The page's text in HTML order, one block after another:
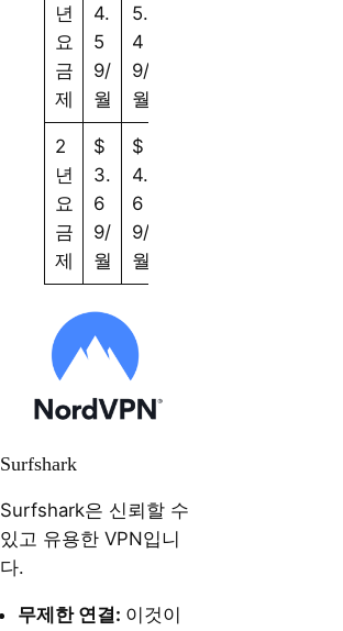
년
요
금
제
4.
5
9/
월
5.
4
9/
월
2
년
요
금
제
$
3.
6
9/
월
$
4.
6
9/
월
Surfshark
Surfshark은 신뢰할 수
있고 유용한 VPN입니
다.
무제한 연결: 이것이